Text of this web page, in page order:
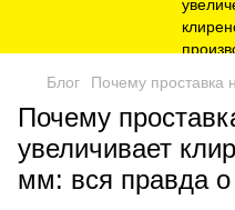
Блог Почему проставка
Почему
увеличивает
мм: вся правда